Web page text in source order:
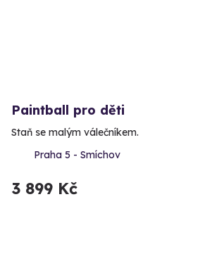
Paintball pro děti
Staň se malým válečníkem.
Praha 5 - Smíchov
3 899 Kč